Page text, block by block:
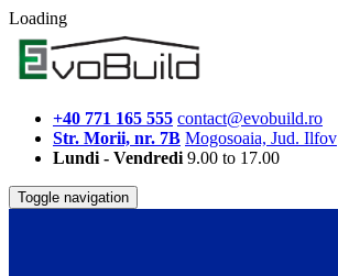
Loading
+40 771 165 555 contact@evobuild.ro
Str. Morii, nr. 7B Mogosoaia, Jud. Ilfov
Lundi - Vendredi 9.00 to 17.00
Toggle navigation